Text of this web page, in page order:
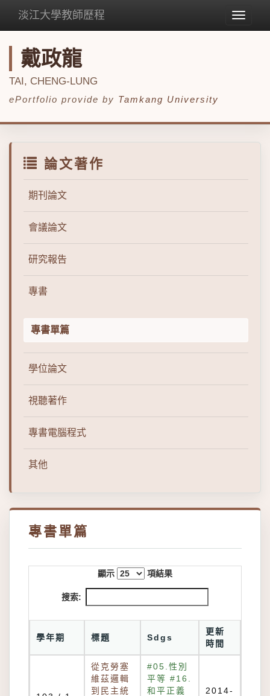
Toggle
淡江大學教師歷程
戴政龍
TAI, CHENG-LUNG
ePortfolio provide by Tamkang University
論文著作
期刊論文
會議論文
研究報告
專書
專書單篇
學位論文
視聽著作
專書電腦程式
其他
專書單篇
顯示 項結果
搜索:
學年期 標題 Sdgs
更新
時間
從克勞塞
維茲邏輯
到民主統
#05.性別
平等 #16.
和平正義
2014-